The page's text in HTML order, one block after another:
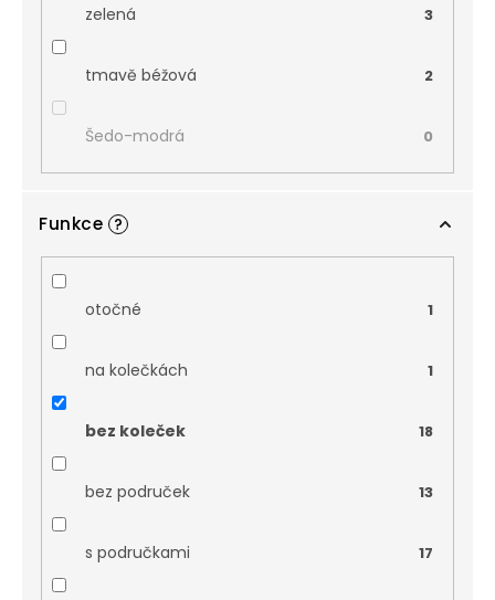
zelená 3
tmavě béžová 2
Šedo-modrá 0
Funkce ?
otočné 1
na kolečkách 1
bez koleček 18
bez područek 13
s područkami 17